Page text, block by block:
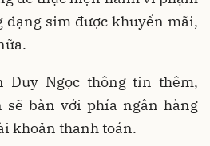
dạng sim được khuyến mãi,
Duy Ngọc thông tin thêm,
sẽ bàn với phía ngân hàng
khoản thanh toán.